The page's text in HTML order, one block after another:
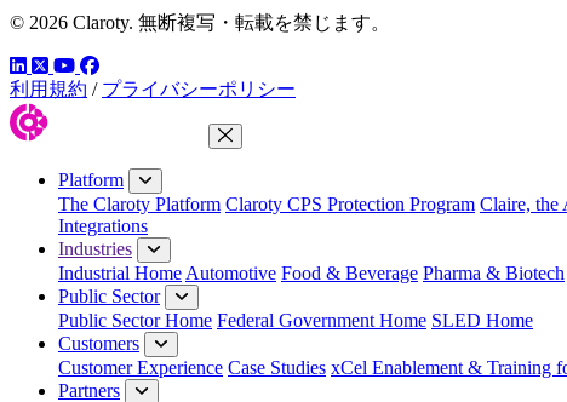
© 2026 Claroty. 無断複写・転載を禁じます。
LinkedIn
ツイッター
YouTube
Facebook
利用規約 / プライバシーポリシー
Close Menu
Platform
The Claroty Platform Claroty CPS Protection Program Claire, the
Integrations
Industries
Industrial Home Automotive Food & Beverage Pharma & Biotech
Public Sector
Public Sector Home Federal Government Home SLED Home
Customers
Customer Experience Case Studies xCel Enablement & Training
Partners